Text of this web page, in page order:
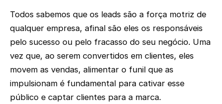
Todos sabemos que os leads são a força motriz de
qualquer empresa, afinal são eles os responsáveis
pelo sucesso ou pelo fracasso do seu negócio. Uma
vez que, ao serem convertidos em clientes, eles
movem as vendas, alimentar o funil que as
impulsionam é fundamental para cativar esse
público e captar clientes para a marca.